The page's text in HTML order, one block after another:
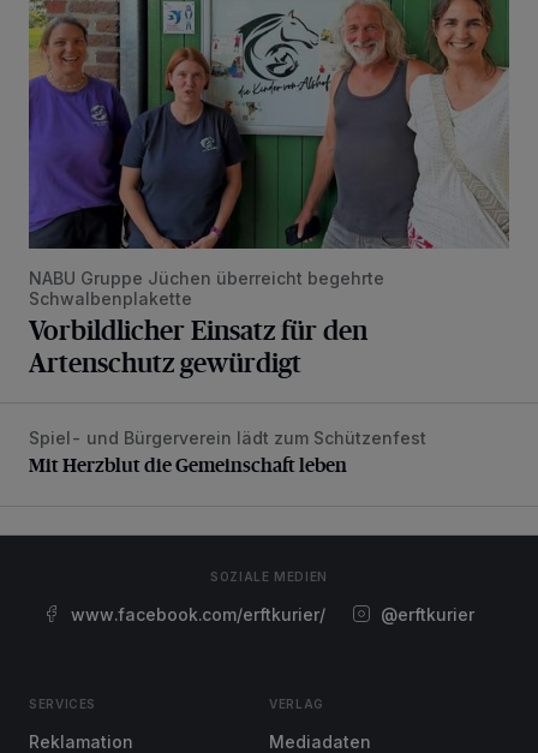
NABU Gruppe Jüchen überreicht begehrte
Schwalbenplakette
Vorbildlicher Einsatz für den
Artenschutz gewürdigt
Mit Herzblut die Gemeinschaft leben
Spiel- und Bürgerverein lädt zum Schützenfest
Mit Herzblut die Gemeinschaft leben
SOZIALE MEDIEN
www.facebook.com/erftkurier/ @erftkurier
SERVICES
Reklamation
VERLAG
Mediadaten